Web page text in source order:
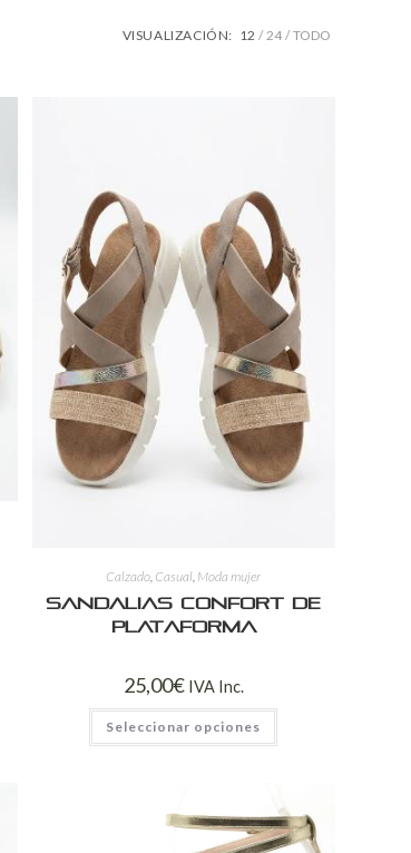
VISUALIZACIÓN: 12 24 TODO
Calzado, Casual, Moda mujer
Sandalias Confort de
Plataforma
25,00€ IVA Inc.
Seleccionar opciones